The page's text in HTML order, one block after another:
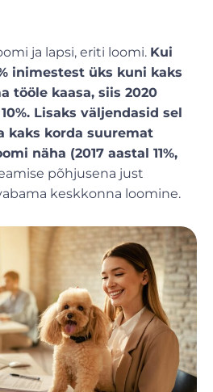
ja lapsi, eriti loomi. Kui
inimestest üks kuni kaks
tööle kaasa, siis 2020
Lisaks väljendasid sel
kaks korda suuremat
näha (2017 aastal 11%,
põhjusena just
keskkonna loomine.